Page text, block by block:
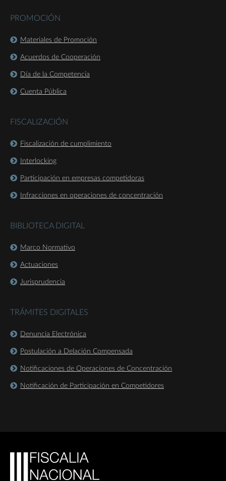
PROMOCIÓN
Materiales de Promoción
Acuerdos de Cooperación
Día de la Competencia
Cuenta Pública
FISCALIZACIÓN
Fiscalización de cumplimiento
Interlocking
Participación en empresas competidoras
Infracciones en operaciones de concentración
BIBLIOTECA DIGITAL
Marco Normativo
Actuaciones
Jurisprudencia
TRÁMITES DIGITALES
Denuncia Electrónica
Postulación a Delación Compensada
Notificaciones de Operaciones de Concentración
Notificación de Participación en Competidores